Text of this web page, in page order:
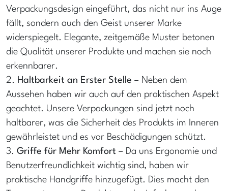
Verpackungsdesign eingeführt, das nicht nur ins Auge
fällt, sondern auch den Geist unserer Marke
widerspiegelt. Elegante, zeitgemäße Muster betonen
die Qualität unserer Produkte und machen sie noch
erkennbarer.
2. Haltbarkeit an Erster Stelle – Neben dem
Aussehen haben wir auch auf den praktischen Aspekt
geachtet. Unsere Verpackungen sind jetzt noch
haltbarer, was die Sicherheit des Produkts im Inneren
gewährleistet und es vor Beschädigungen schützt.
3. Griffe für Mehr Komfort – Da uns Ergonomie und
Benutzerfreundlichkeit wichtig sind, haben wir
praktische Handgriffe hinzugefügt. Dies macht den